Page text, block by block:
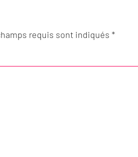
requis sont indiqués *